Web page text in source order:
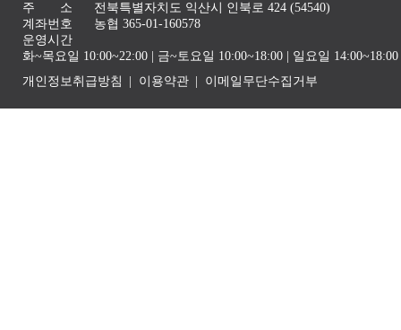
주 소
전북특별자치도 익산시 인북로 424 (54540)
계좌번호
농협 365-01-160578
운영시간
화~목요일 10:00~22:00 | 금~토요일 10:00~18:00 | 일요일
개인정보취급방침
이용약관 이메일무단수집거부